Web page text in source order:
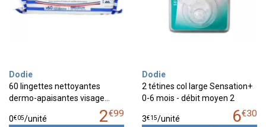
Dodie
60 lingettes nettoyantes
dermo-apaisantes visage…
2€99
0€05/unité
Dodie
2 tétines col large Sensation+
0-6 mois - débit moyen 2
6€30
3€15/unité